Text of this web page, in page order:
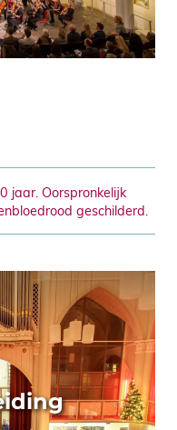
jaar. Oorspronkelijk
geschilderd.